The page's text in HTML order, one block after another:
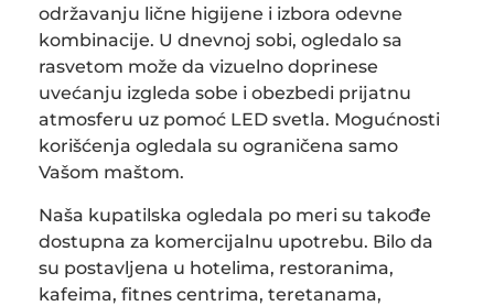
održavanju lične higijene i izbora odevne
kombinacije. U dnevnoj sobi, ogledalo sa
rasvetom može da vizuelno doprinese
uvećanju izgleda sobe i obezbedi prijatnu
atmosferu uz pomoć LED svetla. Mogućnosti
korišćenja ogledala su ograničena samo
Vašom maštom.
Naša kupatilska ogledala po meri su takođe
dostupna za komercijalnu upotrebu. Bilo da
su postavljena u hotelima, restoranima,
kafeima, fitnes centrima, teretanama,